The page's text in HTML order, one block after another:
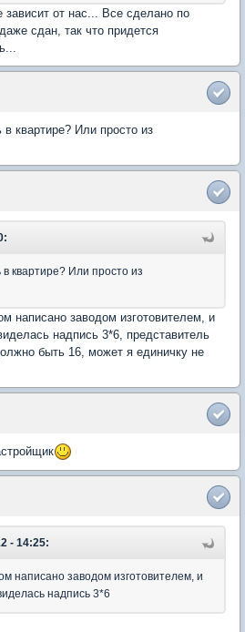
от нас... Все сделано по
сдан, так что придется
квартире? Или просто из
квартире? Или просто из
написано заводом изготовителем, и
надпись 3*6, представитель
быть 16, может я единичку не
- 14:25:
написано заводом изготовителем, и
надпись 3*6